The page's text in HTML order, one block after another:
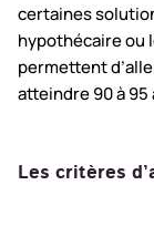
certaines
hypothécaire ou
permettent
atteindre 90 à 95
Les critères